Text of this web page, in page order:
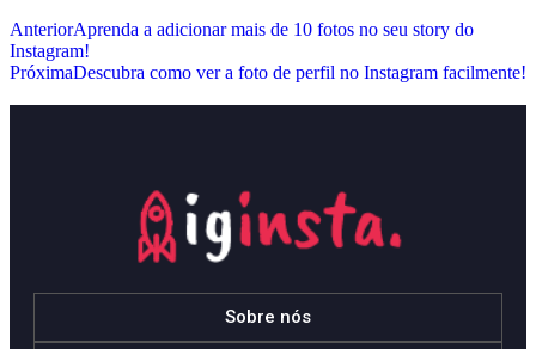
AnteriorAprenda a adicionar mais de 10 fotos no seu story do
Instagram!
PróximaDescubra como ver a foto de perfil no Instagram facilmente!
Sobre nós